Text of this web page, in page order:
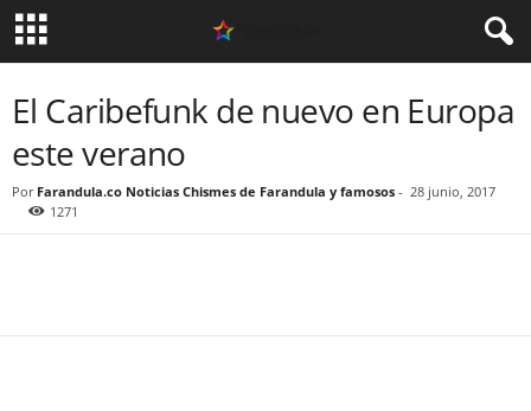
El Caribefunk de nuevo en Europa
este verano
Por Farandula.co Noticias Chismes de Farandula y famosos - 28 junio, 2017
1271